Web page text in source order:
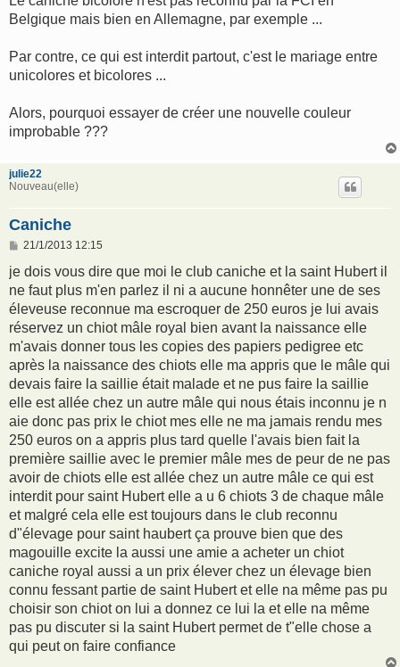
Belgique mais bien en Allemagne, par exemple ...
Par contre, ce qui est interdit partout, c'est le mariage entre
unicolores et bicolores ...
Alors, pourquoi essayer de créer une nouvelle couleur
improbable ???
julie22
Nouveau(elle)
Caniche
M
s
a
g
e
21/1/2013 12:15
je dois vous dire que moi le club caniche et la saint Hubert il
ne faut plus m'en parlez il ni a aucune honnêter une de ses
éleveuse reconnue ma escroquer de 250 euros je lui avais
réservez un chiot mâle royal bien avant la naissance elle
m'avais donner tous les copies des papiers pedigree etc
après la naissance des chiots elle ma appris que le mâle qui
devais faire la saillie était malade et ne pus faire la saillie
elle est allée chez un autre mâle qui nous étais inconnu je n
aie donc pas prix le chiot mes elle ne ma jamais rendu mes
250 euros on a appris plus tard quelle l'avais bien fait la
première saillie avec le premier mâle mes de peur de ne pas
avoir de chiots elle est allée chez un autre mâle ce qui est
interdit pour saint Hubert elle a u 6 chiots 3 de chaque mâle
et malgré cela elle est toujours dans le club reconnu
d"élevage pour saint haubert ça prouve bien que des
magouille excite la aussi une amie a acheter un chiot
caniche royal aussi a un prix élever chez un élevage bien
connu fessant partie de saint Hubert et elle na même pas pu
choisir son chiot on lui a donnez ce lui la et elle na même
pas pu discuter si la saint Hubert permet de t"elle chose a
qui peut on faire confiance